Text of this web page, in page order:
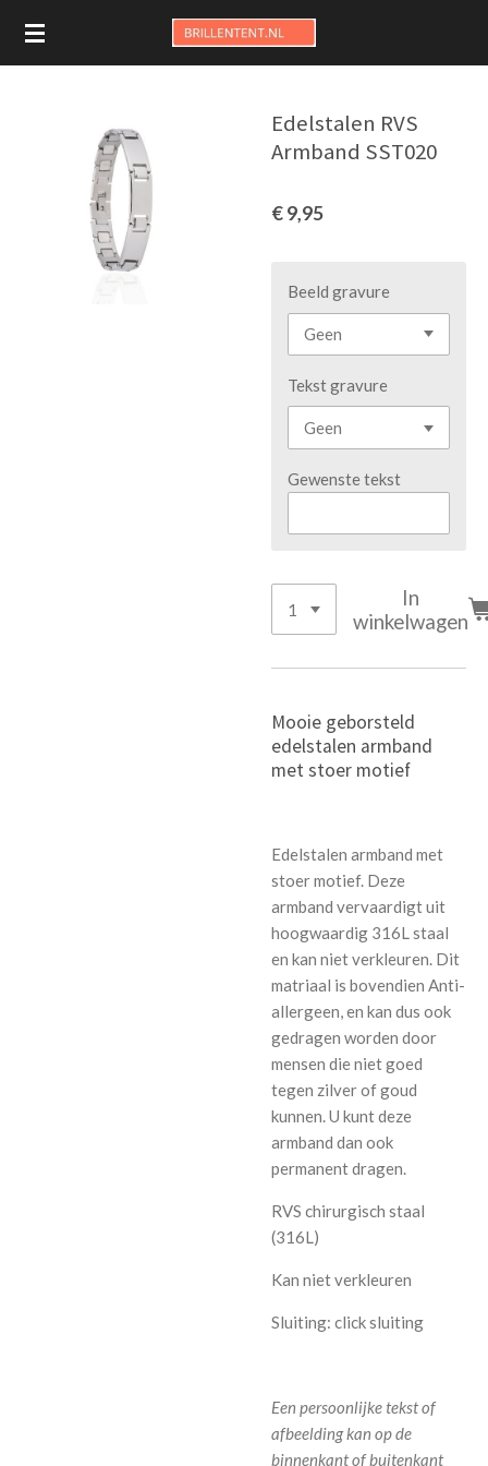
Ga
direct
hoofdinhoud
Edelstalen RVS
Armband SST020
€ 9,95
Beeld gravure
Tekst gravure
Gewenste tekst
In
winkelwagen
Mooie geborsteld
edelstalen armband
met stoer motief
Edelstalen armband met
stoer motief. Deze
armband vervaardigt uit
hoogwaardig 316L staal
en kan niet verkleuren. Dit
matriaal is bovendien Anti-
allergeen, en kan dus ook
gedragen worden door
mensen die niet goed
tegen zilver of goud
kunnen. U kunt deze
armband dan ook
permanent dragen.
RVS chirurgisch staal
(316L)
Kan niet verkleuren
Sluiting: click sluiting
Een persoonlijke tekst of
afbeelding kan op de
binnenkant of buitenkant